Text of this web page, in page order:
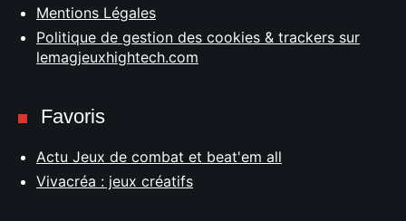
Mentions Légales
Politique de gestion des cookies & trackers sur
lemagjeuxhightech.com
Favoris
Actu Jeux de combat et beat'em all
Vivacréa : jeux créatifs